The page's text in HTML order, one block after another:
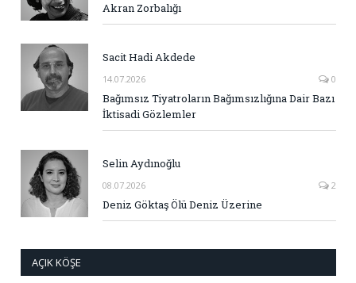
Akran Zorbalığı
Sacit Hadi Akdede
14.07.2026 0
Bağımsız Tiyatroların Bağımsızlığına Dair Bazı
İktisadi Gözlemler
Selin Aydınoğlu
08.07.2026 2
Deniz Göktaş Ölü Deniz Üzerine
AÇIK KÖŞE